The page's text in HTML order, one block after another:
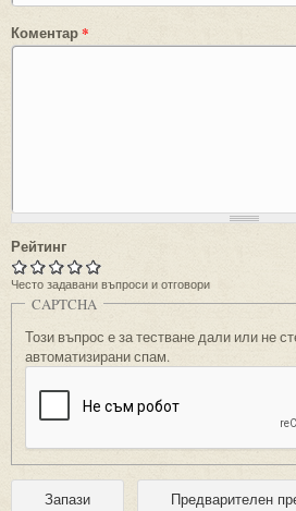
Коментар*
Рейтинг
Често задавани въпроси и отговори
CAPTCHA
Този въпрос е за тестване дали или не
автоматизирани спам.